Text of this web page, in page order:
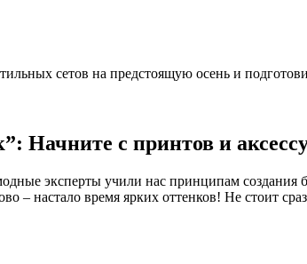
сетов на предстоящую осень и
Начните с принтов и
эксперты учили нас принципам создания
– настало время ярких оттенков! Не стоит